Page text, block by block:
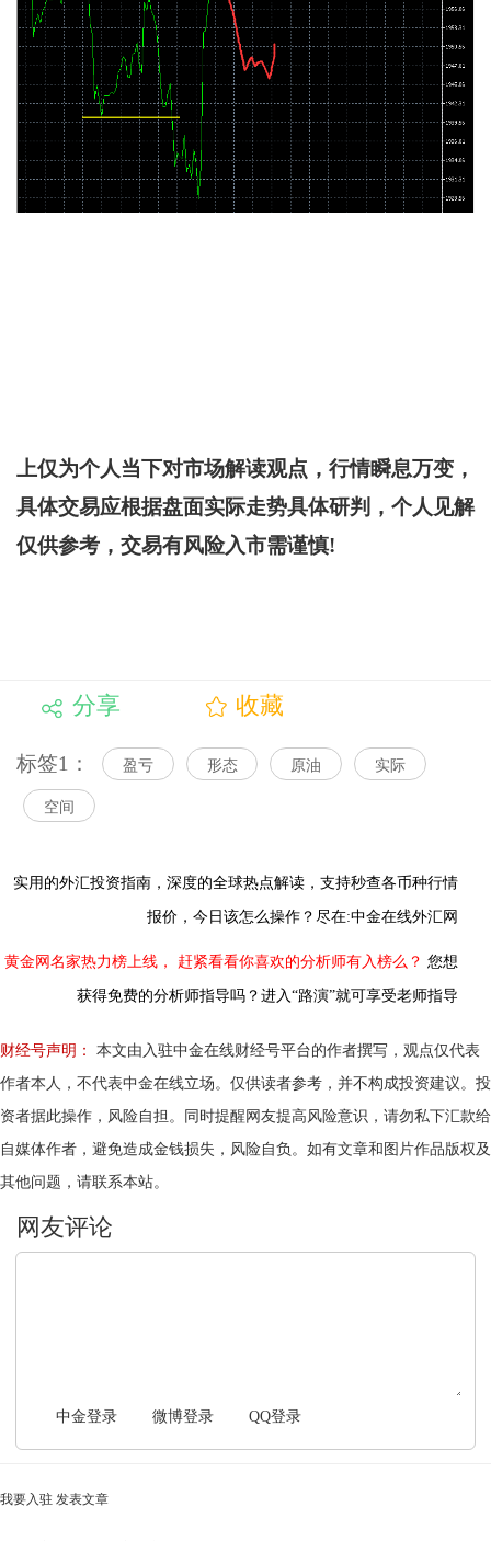
上仅为个人当下对市场解读观点，行情瞬息万变，
具体交易应根据盘面实际走势具体研判，个人见解
仅供参考，交易有风险入市需谨慎!
分享 收藏
标签1： 盈亏 形态 原油 实际
空间
实用的外汇投资指南， 深度的全球热点解读， 支持秒查各币种行情
报价，今日该怎么操作？尽在:中金在线外汇网
黄金网名家热力榜上线， 赶紧看看你喜欢的分析师有入榜么？ 您想
获得免费的分析师指导吗？进入“路演”就可享受老师指导
财经号声明：
本文由入驻中金在线财经号平台的作者撰写，观点仅代表
作者本人，不代表中金在线立场。仅供读者参考，并不构成投资建议。投
资者据此操作，风险自担。同时提醒网友提高风险意识，请勿私下汇款给
自媒体作者，避免造成金钱损失，风险自负。如有文章和图片作品版权及
其他问题，请联系本站。
中金登录 微博登录 QQ登录
我要入驻 发表文章